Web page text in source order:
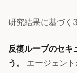
研究結果に基づく
反復ループのセキ
う。
エージェン